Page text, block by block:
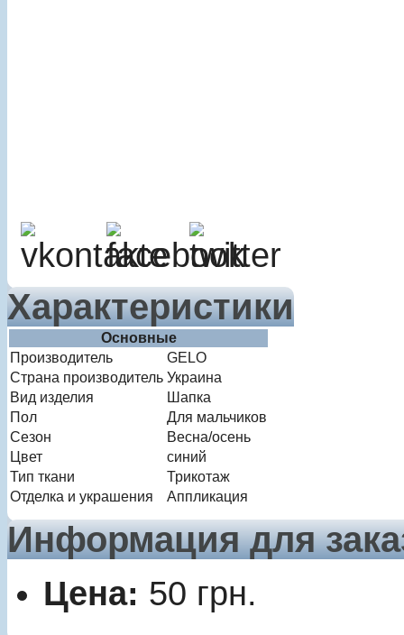
Характеристики
Основные
Производитель
GELO
Страна производитель Украина
Вид изделия
Шапка
Пол
Для мальчиков
Сезон
Весна/осень
Цвет
синий
Тип ткани
Трикотаж
Отделка и украшения
Аппликация
Информация для
Цена: 50 грн.